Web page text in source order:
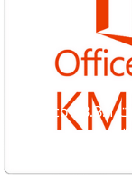
التفعيل القاتل لجميع منتجات ميكروسوفت KMSpico v8.8.1